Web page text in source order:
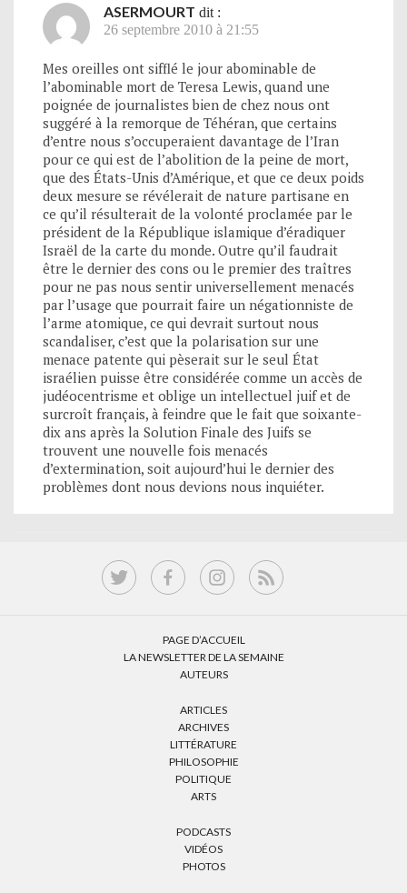
ASERMOURT dit :
26 septembre 2010 à 21:55
Mes oreilles ont sifflé le jour abominable de
l’abominable mort de Teresa Lewis, quand une
poignée de journalistes bien de chez nous ont
suggéré à la remorque de Téhéran, que certains
d’entre nous s’occuperaient davantage de l’Iran
pour ce qui est de l’abolition de la peine de mort,
que des États-Unis d’Amérique, et que ce deux poids
deux mesure se révélerait de nature partisane en
ce qu’il résulterait de la volonté proclamée par le
président de la République islamique d’éradiquer
Israël de la carte du monde. Outre qu’il faudrait
être le dernier des cons ou le premier des traîtres
pour ne pas nous sentir universellement menacés
par l’usage que pourrait faire un négationniste de
l’arme atomique, ce qui devrait surtout nous
scandaliser, c’est que la polarisation sur une
menace patente qui pèserait sur le seul État
israélien puisse être considérée comme un accès de
judéocentrisme et oblige un intellectuel juif et de
surcroît français, à feindre que le fait que soixante-
dix ans après la Solution Finale des Juifs se
trouvent une nouvelle fois menacés
d’extermination, soit aujourd’hui le dernier des
problèmes dont nous devions nous inquiéter.
PAGE D’ACCUEIL
LA NEWSLETTER DE LA SEMAINE
AUTEURS
ARTICLES
ARCHIVES
LITTÉRATURE
PHILOSOPHIE
POLITIQUE
ARTS
PODCASTS
VIDÉOS
PHOTOS